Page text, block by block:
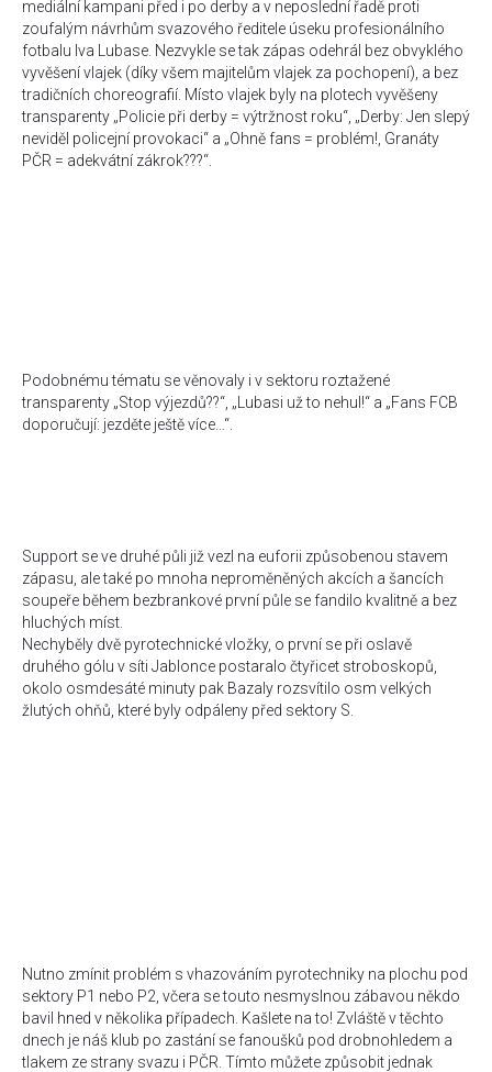
mediální kampani před i po derby a v neposlední řadě proti
zoufalým návrhům svazového ředitele úseku profesionálního
fotbalu Iva Lubase. Nezvykle se tak zápas odehrál bez obvyklého
vyvěšení vlajek (díky všem majitelům vlajek za pochopení), a bez
tradičních choreografií. Místo vlajek byly na plotech vyvěšeny
transparenty „Policie při derby = výtržnost roku“, „Derby: Jen slepý
neviděl policejní provokaci“ a „Ohně fans = problém!, Granáty
PČR = adekvátní zákrok???“.
Podobnému tématu se věnovaly i v sektoru roztažené
transparenty „Stop výjezdů??“, „Lubasi už to nehul!“ a „Fans FCB
doporučují: jezděte ještě více…“.
Support se ve druhé půli již vezl na euforii způsobenou stavem
zápasu, ale také po mnoha neproměněných akcích a šancích
soupeře během bezbrankové první půle se fandilo kvalitně a bez
hluchých míst.
Nechyběly dvě pyrotechnické vložky, o první se při oslavě
druhého gólu v síti Jablonce postaralo čtyřicet stroboskopů,
okolo osmdesáté minuty pak Bazaly rozsvítilo osm velkých
žlutých ohňů, které byly odpáleny před sektory S.
Nutno zmínit problém s vhazováním pyrotechniky na plochu pod
sektory P1 nebo P2, včera se touto nesmyslnou zábavou někdo
bavil hned v několika případech. Kašlete na to! Zvláště v těchto
dnech je náš klub po zastání se fanoušků pod drobnohledem a
tlakem ze strany svazu i PČR. Tímto můžete způsobit jednak